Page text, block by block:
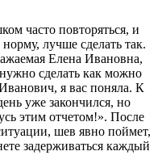
часто повторяться, и
лучше сделать так.
Елена Ивановна,
сделать как можно
я вас поняла. К
уже закончился, но
этим отчетом!». После
шев явно поймет,
задерживаться каждый